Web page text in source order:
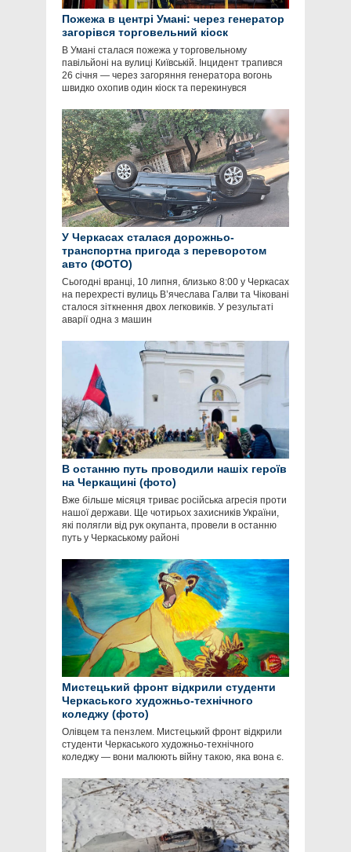
Пожежа в центрі Умані: через генератор
загорівся торговельний кіоск
В Умані сталася пожежа у торговельному
павільйоні на вулиці Київській. Інцидент трапився
26 січня — через загоряння генератора вогонь
швидко охопив один кіоск та перекинувся
У Черкасах сталася дорожньо-
транспортна пригода з переворотом
авто (ФОТО)
Сьогодні вранці, 10 липня, близько 8:00 у Черкасах
на перехресті вулиць В’ячеслава Галви та Чіковані
сталося зіткнення двох легковиків. У результаті
аварії одна з машин
В останню путь проводили нашіх героїв
на Черкащині (фото)
Вже більше місяця триває російська агресія проти
нашої держави. Ще чотирьох захисників України,
які полягли від рук окупанта, провели в останню
путь у Черкаському районі
Мистецький фронт відкрили студенти
Черкаського художньо-технічного
коледжу (фото)
Олівцем та пензлем. Мистецький фронт відкрили
студенти Черкаського художньо-технічного
коледжу — вони малюють війну такою, яка вона є.